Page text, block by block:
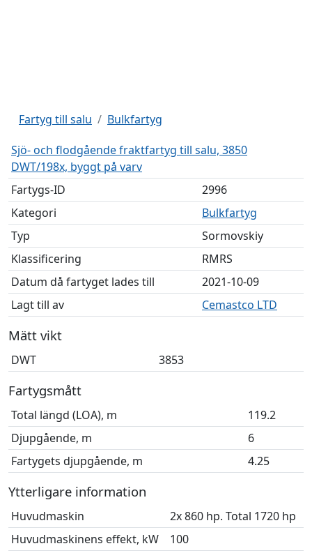
Fartyg till salu
Bulkfartyg
Sjö- och flodgående fraktfartyg till salu, 3850
DWT/198x, byggt på varv
Fartygs-ID
2996
Kategori
Bulkfartyg
Typ
Sormovskiy
Klassificering
RMRS
Datum då fartyget lades till
2021-10-09
Lagt till av
Cemastco LTD
Mätt vikt
DWT 3853
Fartygsmått
Total längd (LOA), m
119.2
Djupgående, m
6
Fartygets djupgående, m
4.25
Ytterligare information
Huvudmaskin
2x 860 hp. Total 1720 hp
Huvudmaskinens effekt, kW
100